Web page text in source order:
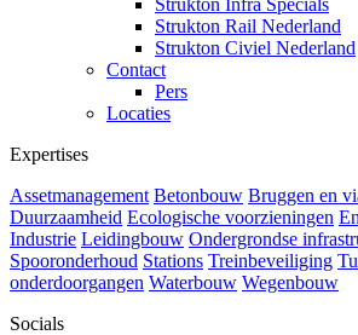
Strukton Infra Specials
Strukton Rail Nederland
Strukton Civiel Nederland
Contact
Pers
Locaties
Expertises
Assetmanagement Betonbouw Bruggen en
Duurzaamheid Ecologische voorzieningen
Industrie Leidingbouw Ondergrondse
Spooronderhoud Stations Treinbeveiliging
onderdoorgangen Waterbouw Wegenbouw
Socials